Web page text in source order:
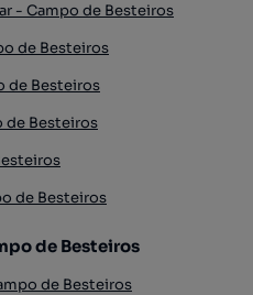
- Campo de Besteiros
de Besteiros
de Besteiros
de Besteiros
de Besteiros
de Besteiros
de Besteiros